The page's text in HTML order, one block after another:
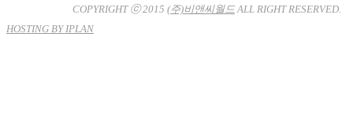
COPYRIGHT ⓒ 2015 (주)비앤씨월드ALL RIGHT RESERVED.
HOSTING BY IPLAN